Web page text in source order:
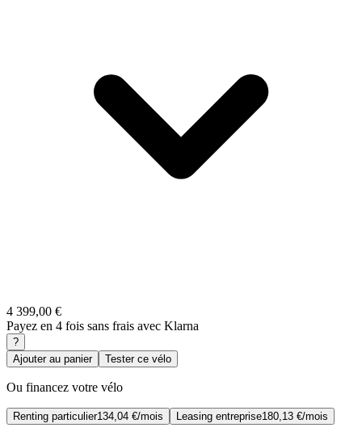
4 399,00 €
Payez en 4 fois sans frais avec Klarna
?
Ajouter au panier
Tester ce vélo
Ou financez votre vélo
Renting particulier134,04 €/mois Leasing entreprise180,13 €/mois